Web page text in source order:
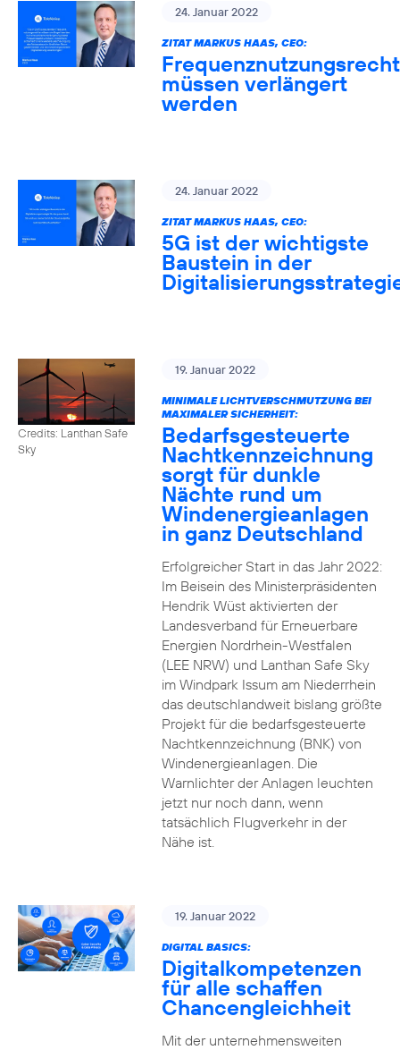
24. Januar 2022
ZITAT MARKUS HAAS, CEO:
müssen verlängert
werden
24. Januar 2022
ZITAT MARKUS HAAS, CEO:
5G ist der wichtigste
Baustein in der
Credits: Lanthan Safe
Sky
19. Januar 2022
MINIMALE LICHTVERSCHMUTZUNG BEI
MAXIMALER SICHERHEIT:
Bedarfsgesteuerte
Nachtkennzeichnung
sorgt für dunkle
Nächte rund um
Windenergieanlagen
in ganz Deutschland
Erfolgreicher Start in das Jahr 2022:
Im Beisein des Ministerpräsidenten
Hendrik Wüst aktivierten der
Landesverband für Erneuerbare
Energien Nordrhein-Westfalen
(LEE NRW) und Lanthan Safe Sky
im Windpark Issum am Niederrhein
das deutschlandweit bislang größte
Projekt für die bedarfsgesteuerte
Nachtkennzeichnung (BNK) von
Windenergieanlagen. Die
Warnlichter der Anlagen leuchten
jetzt nur noch dann, wenn
tatsächlich Flugverkehr in der
Nähe ist.
19. Januar 2022
DIGITAL BASICS:
Digitalkompetenzen
für alle schaffen
Chancengleichheit
Mit der unternehmensweiten